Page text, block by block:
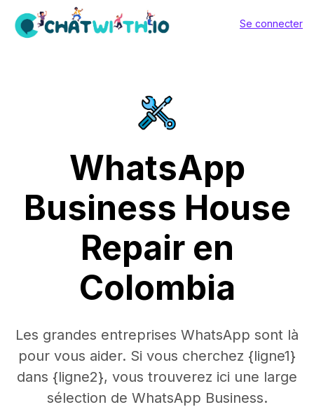
Se connecter
WhatsApp
Business House
Repair en
Colombia
Les grandes entreprises WhatsApp sont là
pour vous aider. Si vous cherchez {ligne1}
dans {ligne2}, vous trouverez ici une large
sélection de WhatsApp Business.